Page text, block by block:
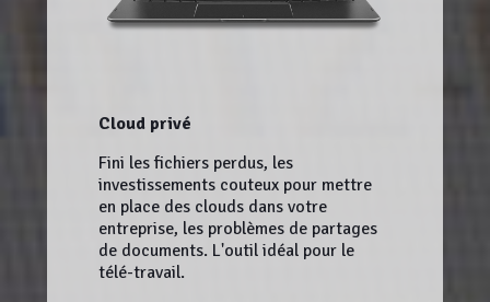
Cloud privé
Fini les fichiers perdus, les
investissements couteux pour mettre
en place des clouds dans votre
entreprise, les problèmes de partages
de documents. L'outil idéal pour le
télé-travail.